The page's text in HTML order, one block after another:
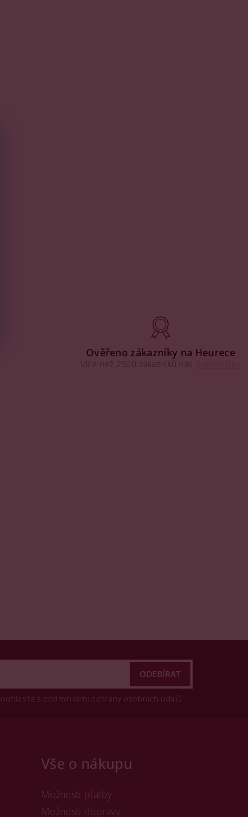
Ověřeno zákazníky na Heurece
Více než 2500 zákazníků nás
s podmínkami ochrany osobních údajů
Vše o nákupu
Možnosti platby
Možnosti dopravy